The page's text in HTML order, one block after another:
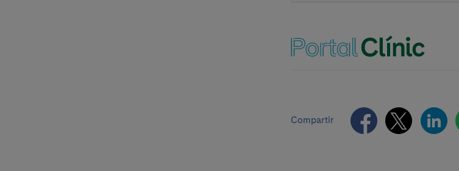
Compartir